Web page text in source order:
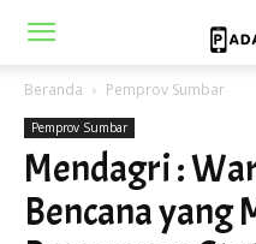
Beranda Pemprov Sumbar
Pemprov Sumbar
Mendagri :
Bencana yang